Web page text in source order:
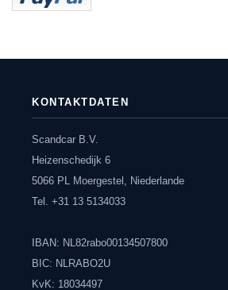
KONTAKTDATEN
Scandcar B.V.
Heizenschedijk 6
5066 PL Moergestel, Niederlande
Tel. +31 13 5134033
IBAN: NL82rabo00134507800
BIC: NLRABO2U
KvK: 18034497